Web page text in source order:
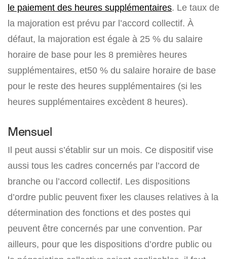
le paiement des heures supplémentaires. Le taux de
la majoration est prévu par l’accord collectif. À
défaut, la majoration est égale à 25 % du salaire
horaire de base pour les 8 premières heures
supplémentaires, et50 % du salaire horaire de base
pour le reste des heures supplémentaires (si les
heures supplémentaires excèdent 8 heures).
Mensuel
Il peut aussi s’établir sur un mois. Ce dispositif vise
aussi tous les cadres concernés par l’accord de
branche ou l’accord collectif. Les dispositions
d’ordre public peuvent fixer les clauses relatives à la
détermination des fonctions et des postes qui
peuvent être concernés par une convention. Par
ailleurs, pour que les dispositions d’ordre public ou